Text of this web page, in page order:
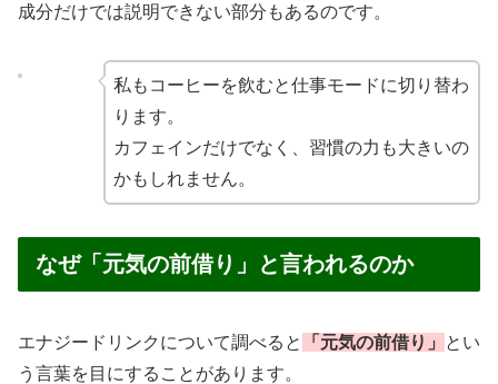
成分だけでは説明できない部分もあるのです。
私もコーヒーを飲むと仕事モードに切り替わ
ります。
カフェインだけでなく、習慣の力も大きいの
かもしれません。
なぜ「元気の前借り」と言われるのか
エナジードリンクについて調べると 「元気の前借り」
とい
う言葉を目にすることがあります。